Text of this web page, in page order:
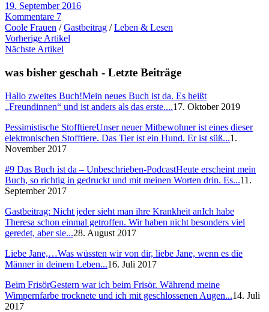
19. September 2016
Kommentare 7
Coole Frauen /Gastbeitrag /Leben & Lesen
Vorherige Artikel
Nächste Artikel
was bisher geschah - Letzte Beiträge
Hallo zweites Buch!Mein neues Buch ist da. Es heißt
„Freundinnen“ und ist anders als das erste....17. Oktober 2019
Pessimistische StofftiereUnser neuer Mitbewohner ist eines dieser
elektronischen Stofftiere. Das Tier ist ein Hund. Er ist süß...1.
November 2017
#9 Das Buch ist da – Unbeschrieben-PodcastHeute erscheint mein
Buch, so richtig in gedruckt und mit meinen Worten drin. Es...11.
September 2017
Gastbeitrag: Nicht jeder sieht man ihre Krankheit anIch habe
Theresa schon einmal getroffen. Wir haben nicht besonders viel
geredet, aber sie...28. August 2017
Liebe Jane,…Was wüssten wir von dir, liebe Jane, wenn es die
Männer in deinem Leben...16. Juli 2017
Beim FrisörGestern war ich beim Frisör. Während meine
Wimpernfarbe trocknete und ich mit geschlossenen Augen...14. Juli
2017